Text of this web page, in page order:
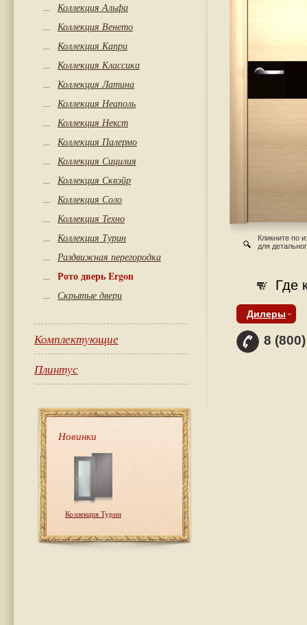
Коллекция Альфа
Коллекция Венето
Коллекция Капри
Коллекция Классика
Коллекция Латина
Коллекция Неаполь
Коллекция Некст
Коллекция Палермо
Коллекция Сицилия
Коллекция Сквэйр
Коллекция Соло
Коллекция Техно
Коллекция Турин
Раздвижная перегородка
Рото дверь Ergon
Скрытые двери
Комплектующие
Плинтус
Новинки
Коллекция Турин
Кликните по
для
Где
Дилеры
8